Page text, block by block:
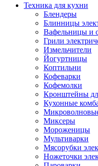
Техника для кухни
Блендеры
Блинницы
Вафельницы и
Грили
Измельчители
Йогуртницы
Коптильни
Кофеварки
Кофемолки
Кронштейны
Кухонные
Миксеры
Мороженицы
Мультиварки
Мясорубки
Ножеточки